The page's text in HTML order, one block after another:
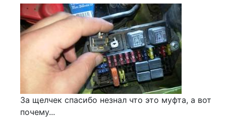
За щелчек спасибо незнал что это муфта, а вот
почему...